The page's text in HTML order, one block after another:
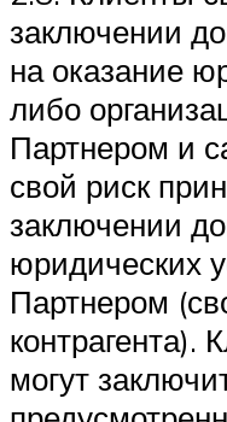
заключении
на оказание
либо
Партнером и
свой риск
заключении
юридических
Партнером
контрагента).
могут